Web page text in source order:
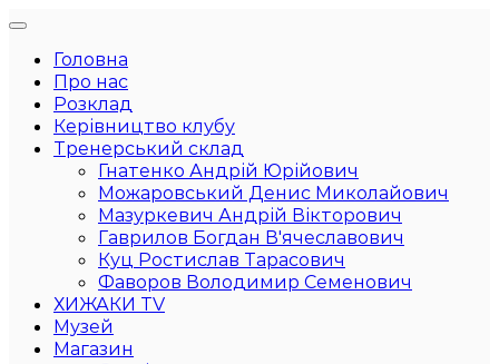
Головна
Про нас
Розклад
Керівництво клубу
Тренерський склад
Гнатенко Андрій Юрійович
Можаровський Денис Миколайович
Мазуркевич Андрій Вікторович
Гаврилов Богдан В'ячеславович
Куц Ростислав Тарасович
Фаворов Володимир Семенович
ХИЖАКИ TV
Музей
Магазин